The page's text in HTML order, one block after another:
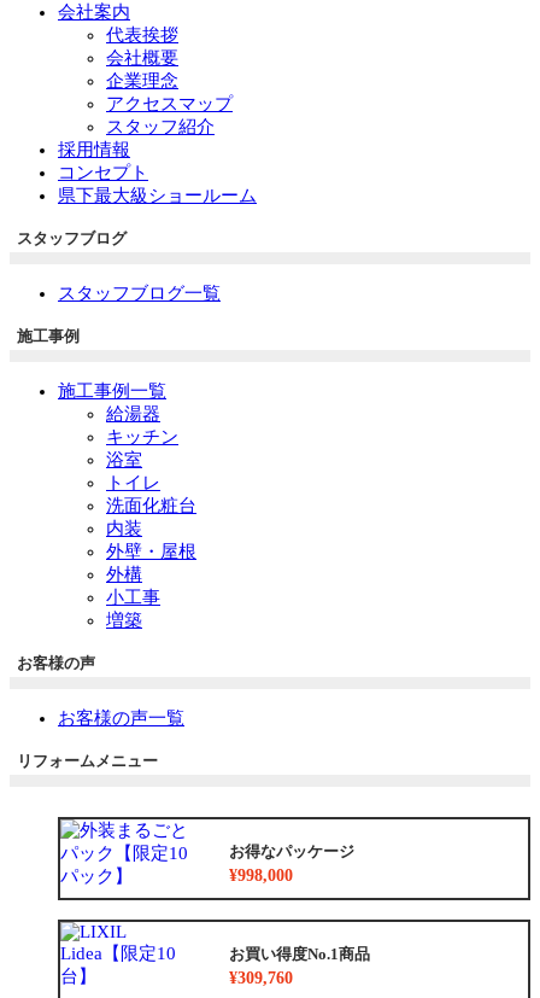
会社案内
代表挨拶
会社概要
企業理念
アクセスマップ
スタッフ紹介
採用情報
コンセプト
県下最大級ショールーム
スタッフブログ
スタッフブログ一覧
施工事例
施工事例一覧
給湯器
キッチン
浴室
トイレ
洗面化粧台
内装
外壁・屋根
外構
小工事
増築
お客様の声
お客様の声一覧
リフォームメニュー
お得なパッケージ
¥998,000
お買い得度No.1商品
¥309,760